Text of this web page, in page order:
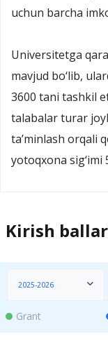
uchun barcha
Universitetga
mavjud bo‘lib,
3600 tani tashkil
talabalar turar
ta’minlash orqali
yotoqxona sig‘imi
Kirish
2025-2026
Grant